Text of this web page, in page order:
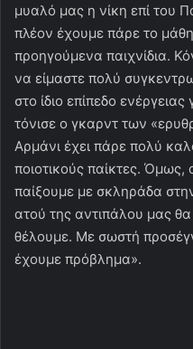
μυαλό μας η νίκη επί του
πλέον έχουμε πάρε το
προηγούμενα παιχνίδια.
να είμαστε πολύ
στο ίδιο επίπεδο
τόνισε ο γκαρντ των
Αρμάνι έχει πάρε πολύ
ποιοτικούς παίκτες. Όμως,
παίξουμε με σκληράδα
ατού της αντιπάλου μας
θέλουμε. Με σωστή
έχουμε πρόβλημα».